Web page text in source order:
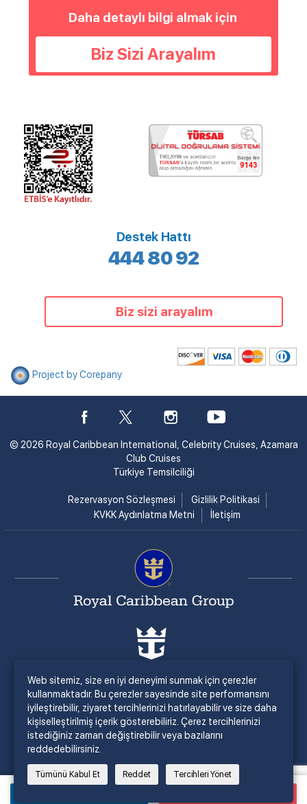
Daha detaylı bilgi almak için
Biz Sizi Arayalım
Destek Hattı
444 80 92
Biz sizi arayalım
Project by Corepany
© 2026 Royal Caribbean International, Celebrity Cruises, Azamara
Club Cruises
Türkiye Temsilciliği
Rezervasyon Sözleşmesi
Gizlilik Politikasi
KVKK Aydınlatma Metni
İletişim
Web sitemiz, size en iyi deneyimi sunmak için çerezler
kullanmaktadır. Bu çerezler sayesinde site performansını
iyileştirebilir, ziyaret tercihlerinizi hatırlayabilir ve size daha
kişiselleştirilmiş içerik gösterebiliriz. Çerez tercihlerinizi
istediğiniz zaman değiştirebilir veya bazılarını
reddedebilirsiniz.
Tümünü Kabul Et Reddet Tercihleri Yönet